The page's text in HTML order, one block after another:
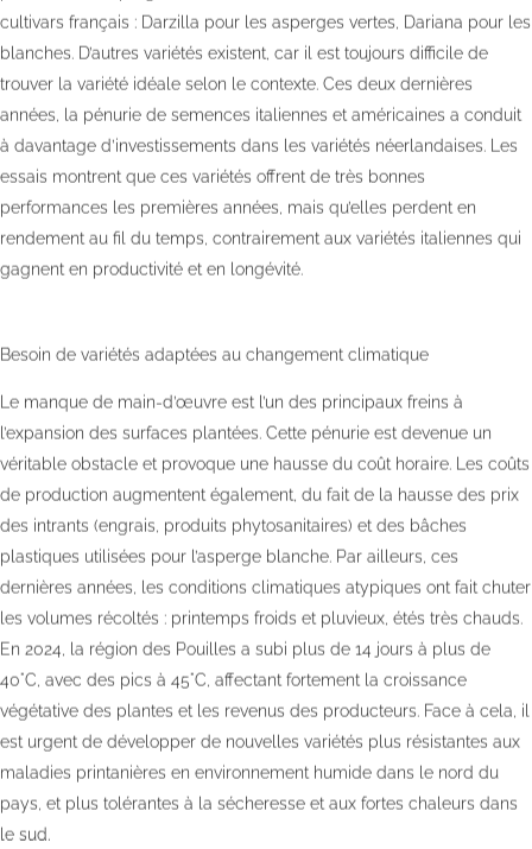
cultivars français : Darzilla pour les asperges vertes, Dariana pour les
blanches. D’autres variétés existent, car il est toujours difficile de
trouver la variété idéale selon le contexte. Ces deux dernières
années, la pénurie de semences italiennes et américaines a conduit
à davantage d’investissements dans les variétés néerlandaises. Les
essais montrent que ces variétés offrent de très bonnes
performances les premières années, mais qu’elles perdent en
rendement au fil du temps, contrairement aux variétés italiennes qui
gagnent en productivité et en longévité.
Besoin de variétés adaptées au changement climatique
Le manque de main-d’œuvre est l’un des principaux freins à
l’expansion des surfaces plantées. Cette pénurie est devenue un
véritable obstacle et provoque une hausse du coût horaire. Les coûts
de production augmentent également, du fait de la hausse des prix
des intrants (engrais, produits phytosanitaires) et des bâches
plastiques utilisées pour l’asperge blanche. Par ailleurs, ces
dernières années, les conditions climatiques atypiques ont fait chuter
les volumes récoltés : printemps froids et pluvieux, étés très chauds.
En 2024, la région des Pouilles a subi plus de 14 jours à plus de
40°C, avec des pics à 45°C, affectant fortement la croissance
végétative des plantes et les revenus des producteurs. Face à cela, il
est urgent de développer de nouvelles variétés plus résistantes aux
maladies printanières en environnement humide dans le nord du
pays, et plus tolérantes à la sécheresse et aux fortes chaleurs dans
le sud.